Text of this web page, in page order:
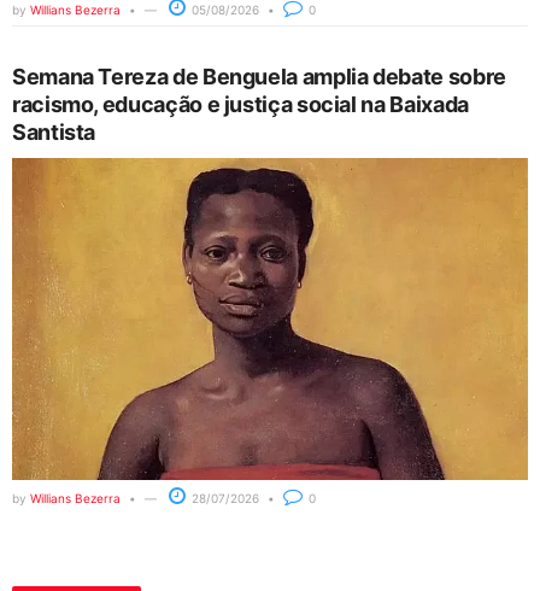
by Willians Bezerra 05/08/2026 0
Semana Tereza de Benguela amplia debate sobre
racismo, educação e justiça social na Baixada
Santista
by Willians Bezerra 28/07/2026 0